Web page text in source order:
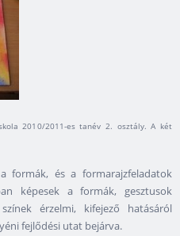
2010/2011-es tanév 2. osztály. A két
formák, és a formarajzfeladatok
képesek a formák, gesztusok
érzelmi, kifejező hatásáról
fejlődési utat bejárva.